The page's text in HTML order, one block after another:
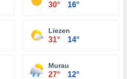
30° 16°
Liezen
31° 14°
Murau
27° 12°